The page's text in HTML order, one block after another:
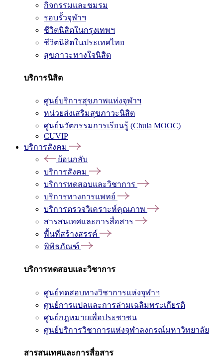
กิจกรรมและชมรม
รอบรั้วจุฬาฯ
ชีวิตนิสิตในกรุงเทพฯ
ชีวิตนิสิตในประเทศไทย
สุขภาวะทางใจนิสิต
บริการนิสิต
ศูนย์บริการสุขภาพแห่งจุฬาฯ
หน่วยส่งเสริมสุขภาวะนิสิต
ศูนย์นวัตกรรมการเรียนรู้ (Chula MOOC)
CUVIP
บริการสังคม
ย้อนกลับ
บริการสังคม
บริการทดสอบและวิชาการ
บริการทางการแพทย์
บริการตรวจวิเคราะห์คุณภาพ
สารสนเทศและการสื่อสาร
พื้นที่สร้างสรรค์
พิพิธภัณฑ์
บริการทดสอบและวิชาการ
ศูนย์ทดสอบทางวิชาการแห่งจุฬาฯ
ศูนย์การแปลและการล่ามเฉลิมพระเกียรติ
ศูนย์กฎหมายเพื่อประชาชน
ศูนย์บริการวิชาการแห่งจุฬาลงกรณ์มหาวิทยาลัย
สารสนเทศและการสื่อสาร